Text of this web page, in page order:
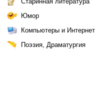
Юмор
Компьютеры и Интернет
Поэзия, Драматургия